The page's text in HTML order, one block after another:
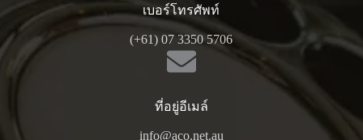
เบอร์โทรศัพท์
(+61) 07 3350 5706
ที่อยู่อีเมล์
info@aco.net.au